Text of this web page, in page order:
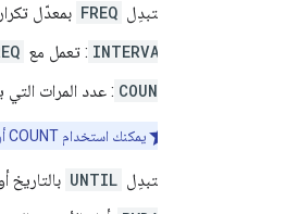
استبدِل FREQ بمعدّل
INTERVAL : تعمل مع
COUNT : عدد المرات
يمكنك استخدام COUNT أو UNTIL لتحديد نهاية تكرار الحدث. يُرجى عدم استخدام كليهما في القاعدة نفسها.
استبدِل UNTIL